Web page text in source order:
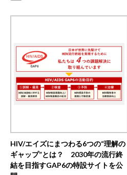
HIV/エイズにまつわる6つの“理解の
ギャップ”とは？ 2030年の流行終
結を目指すGAP6の特設サイトを公